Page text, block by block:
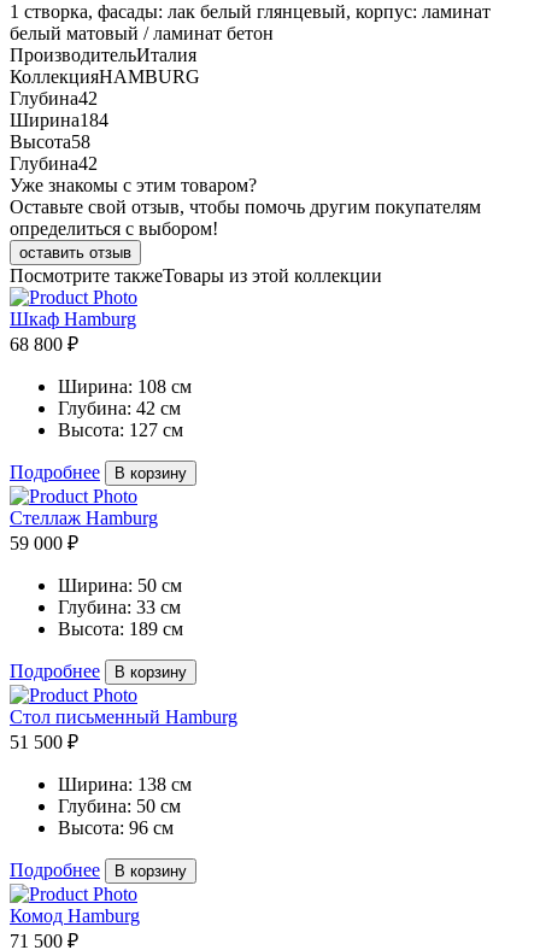
1 створка, фасады: лак белый глянцевый, корпус: ламинат
белый матовый / ламинат бетон
ПроизводительИталия
КоллекцияHAMBURG
Глубина42
Ширина184
Высота58
Глубина42
Уже знакомы с этим товаром?
Оставьте свой отзыв, чтобы помочь другим покупателям
определиться с выбором!
оставить отзыв
Посмотрите такжеТовары из этой коллекции
Шкаф Hamburg
68 800 ₽
Ширина: 108 см
Глубина: 42 см
Высота: 127 см
Подробнее В корзину
Стеллаж Hamburg
59 000 ₽
Ширина: 50 см
Глубина: 33 см
Высота: 189 см
Подробнее В корзину
Стол письменный Hamburg
51 500 ₽
Ширина: 138 см
Глубина: 50 см
Высота: 96 см
Подробнее В корзину
Комод Hamburg
71 500 ₽